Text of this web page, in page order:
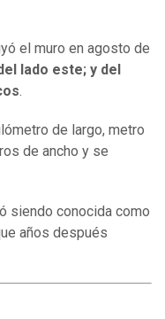
el muro en agosto de
l lado este; y de
.
de largo, metro
de ancho y se
siendo conocida como
años después